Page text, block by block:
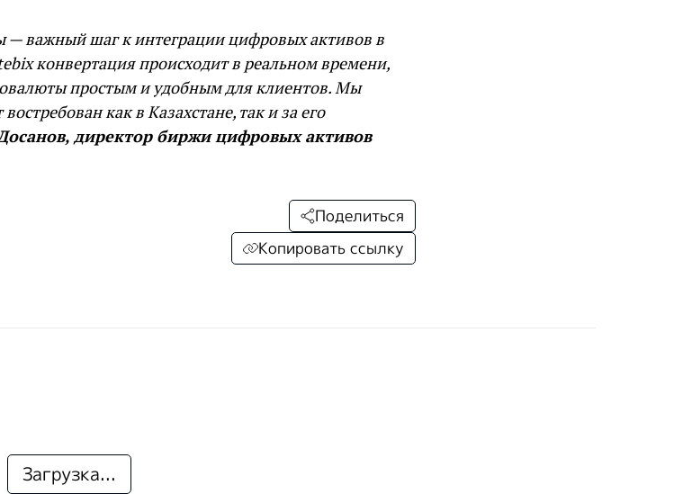
— важный шаг к интеграции цифровых активов в
конвертация происходит в реальном времени,
простым и удобным для клиентов. Мы
как в Казахстане, так и за его
директор биржи цифровых активов
Поделиться
Копировать ссылку
Загрузка...